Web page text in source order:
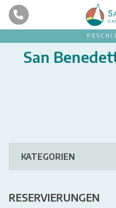
San
KATEGORIEN
RESERVIERUNGEN